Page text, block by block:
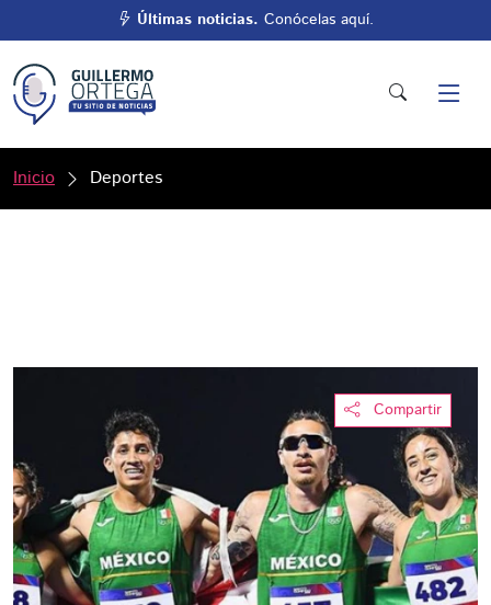
Últimas noticias. Conócelas aquí.
Inicio Deportes
Compartir